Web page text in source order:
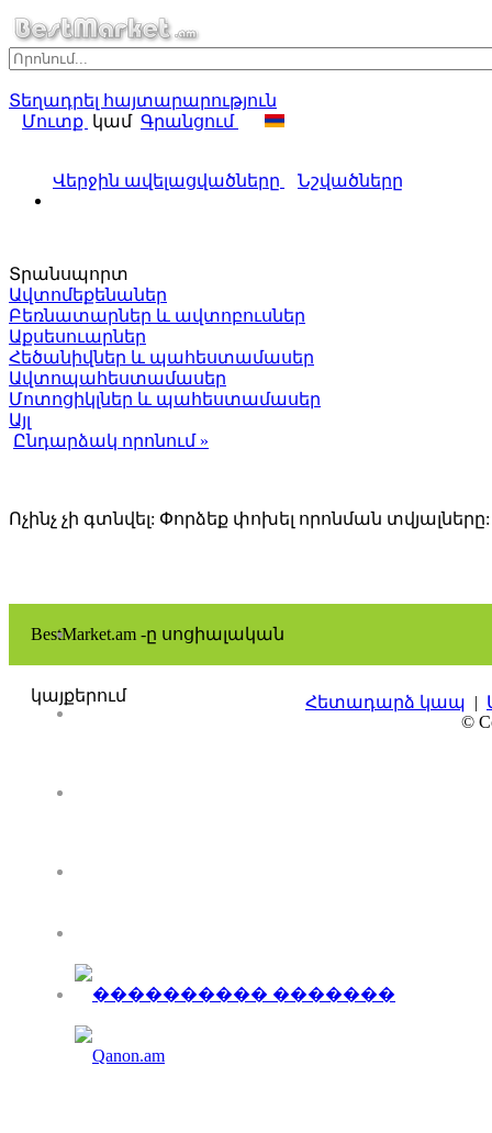
Տեղադրել հայտարարություն
Մուտք կամ Գրանցում
Վերջին ավելացվածները Նշվածները
Տրանսպորտ
Ավտոմեքենաներ
Բեռնատարներ և ավտոբուսներ
Աքսեսուարներ
Հեծանիվներ և պահեստամասեր
Ավտոպահեստամասեր
Մոտոցիկլներ և պահեստամասեր
Այլ
Ընդարձակ որոնում »
Ոչինչ չի գտնվել: Փորձեք փոխել որոնման տվյալները:
BestMarket.am -ը սոցիալական
կայքերում Հետադարձ կապ |
©